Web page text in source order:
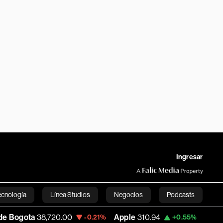
Ingresar
Línea Studios Negocios Podcasts
English-0.21% Apple 310.94 +0.55% USD COP 3,175.95